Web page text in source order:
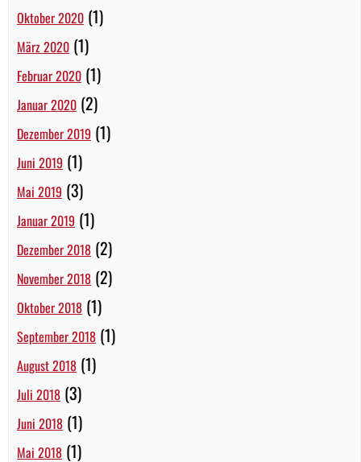
Oktober 2020 (1)
März 2020 (1)
Februar 2020 (1)
Januar 2020 (2)
Dezember 2019 (1)
Juni 2019 (1)
Mai 2019 (3)
Januar 2019 (1)
Dezember 2018 (2)
November 2018 (2)
Oktober 2018 (1)
September 2018 (1)
August 2018 (1)
Juli 2018 (3)
Juni 2018 (1)
Mai 2018 (1)